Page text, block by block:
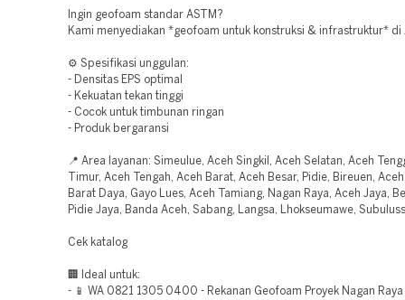
Ingin geofoam standar ASTM?
Kami menyediakan *geofoam untuk konstruksi & infrastruktur* di
⚙️ Spesifikasi unggulan:
- Densitas EPS optimal
- Kekuatan tekan tinggi
- Cocok untuk timbunan ringan
- Produk bergaransi
📍 Area layanan: Simeulue, Aceh Singkil, Aceh Selatan, Aceh
Timur, Aceh Tengah, Aceh Barat, Aceh Besar, Pidie, Bireuen,
Barat Daya, Gayo Lues, Aceh Tamiang, Nagan Raya, Aceh Jaya,
Pidie Jaya, Banda Aceh, Sabang, Langsa, Lhokseumawe,
Cek katalog
🏢 Ideal untuk:
- 📱 WA 0821 1305 0400 - Rekanan Geofoam Proyek Nagan Raya